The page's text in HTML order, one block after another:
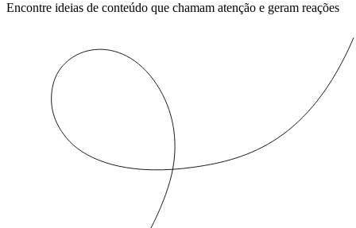
Encontre ideias de conteúdo que chamam atenção e geram reações